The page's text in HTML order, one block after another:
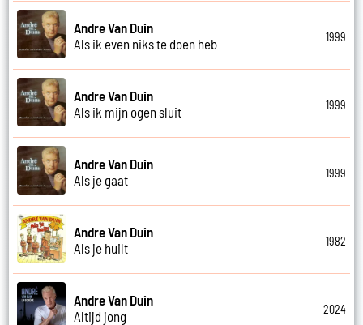
Andre Van Duin
Als ik even niks te doen heb
1999
Andre Van Duin
Als ik mijn ogen sluit
1999
Andre Van Duin
Als je gaat
1999
Andre Van Duin
Als je huilt
1982
Andre Van Duin
Altijd jong
2024